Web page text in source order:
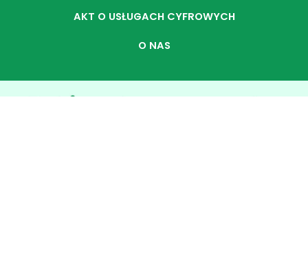
AKT O USŁUGACH CYFROWYCH
O NAS